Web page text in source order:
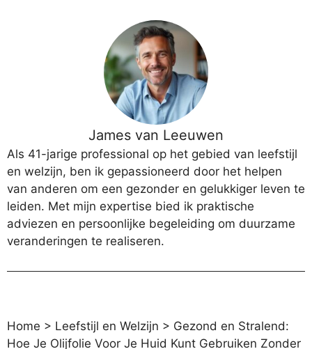
James van Leeuwen
Als 41-jarige professional op het gebied van leefstijl
en welzijn, ben ik gepassioneerd door het helpen
van anderen om een gezonder en gelukkiger leven te
leiden. Met mijn expertise bied ik praktische
adviezen en persoonlijke begeleiding om duurzame
veranderingen te realiseren.
Home > Leefstijl en Welzijn > Gezond en Stralend:
Hoe Je Olijfolie Voor Je Huid Kunt Gebruiken Zonder